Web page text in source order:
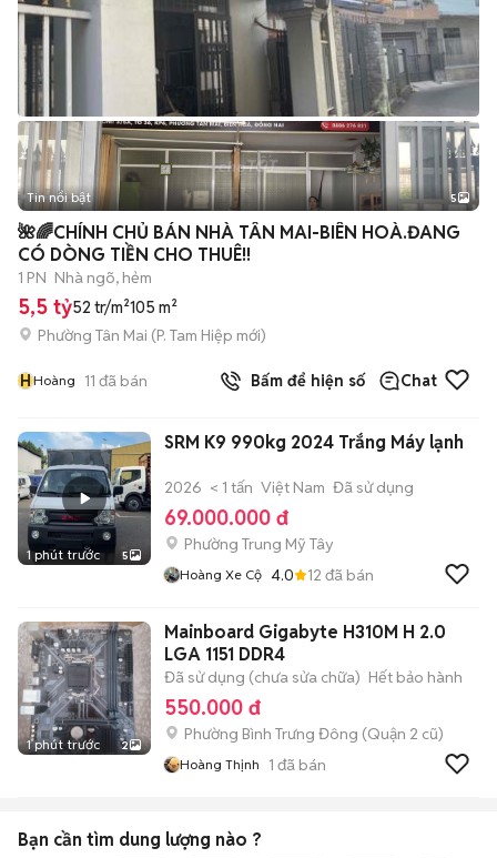
Tin nổi bật 5
🌺🌈CHÍNH CHỦ BÁN NHÀ TÂN MAI-BIÊN HOÀ.ĐANG
CÓ DÒNG TIỀN CHO THUÊ!!
1 PN Nhà ngõ, hẻm
5,5 tỷ52 tr/m²105 m²
Phường Tân Mai (P. Tam Hiệp mới)
HHoàng 11 đã bán Bấm để hiện số Chat
1 phút trước 5
SRM K9 990kg 2024 Trắng Máy lạnh
2026 < 1 tấn Việt Nam Đã sử dụng
69.000.000 đ
Phường Trung Mỹ Tây
Hoàng Xe Cộ 4.0 12 đã bán
1 phút trước 2
Mainboard Gigabyte H310M H 2.0
LGA 1151 DDR4
Đã sử dụng (chưa sửa chữa) Hết bảo hành
550.000 đ
Phường Bình Trưng Đông (Quận 2 cũ)
Hoàng Thịnh 1 đã bán
Bạn cần tìm dung lượng nào ?